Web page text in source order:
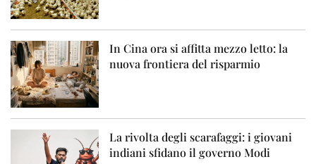
In Cina ora si affitta mezzo letto: la
nuova frontiera del risparmio
La rivolta degli scarafaggi: i giovani
indiani sfidano il governo Modi